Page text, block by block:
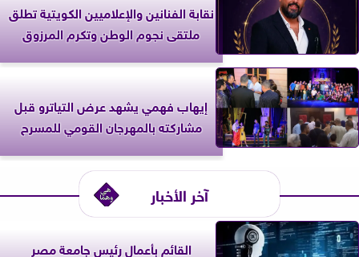
نقابة الفنانين والإعلاميين الكويتية تطلق
ملتقى نجوم الوطن وتكرم المرزوق
إيهاب فهمي يشهد عرض التياترو قبل
مشاركته بالمهرجان القومي للمسرح
آخر الأخبار
القائم بأعمال رئيس جامعة مصر